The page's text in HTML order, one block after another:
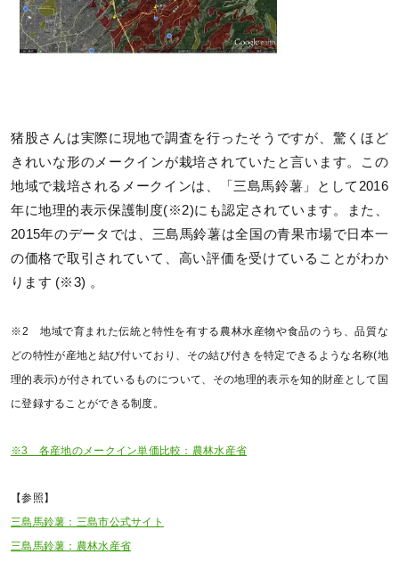
猪股さんは実際に現地で調査を行ったそうですが、驚くほど
きれいな形のメークインが栽培されていたと言います。この
地域で栽培されるメークインは、「三島馬鈴薯」として2016
年に地理的表示保護制度(※2)にも認定されています。また、
2015年のデータでは、三島馬鈴薯は全国の青果市場で日本一
の価格で取引されていて、高い評価を受けていることがわか
ります (※3) 。
※2 地域で育まれた伝統と特性を有する農林水産物や食品のうち、品質な
どの特性が産地と結び付いており、その結び付きを特定できるような名称(地
理的表示)が付されているものについて、その地理的表示を知的財産として国
に登録することができる制度。
※3 各産地のメークイン単価比較：農林水産省
【参照】
三島馬鈴薯：三島市公式サイト
三島馬鈴薯：農林水産省